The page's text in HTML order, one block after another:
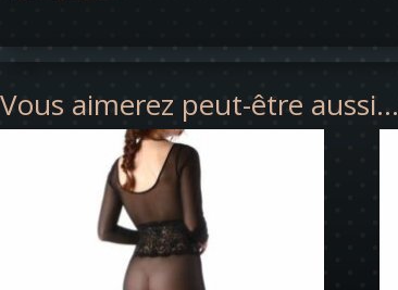
Vous aimerez peut-être aussi…